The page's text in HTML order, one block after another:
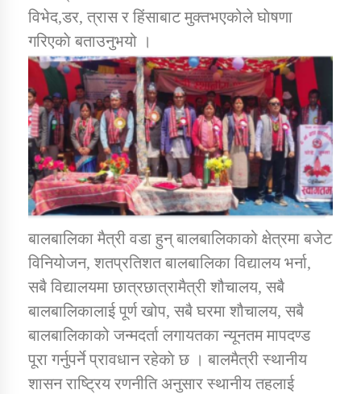
कार्यक्रम कार्यान्वयन एकाई जुम्लाको सुचना
कर्णाली प्राविधि शिक्षालय जुम्लाको सुचना
तातोपानी गाउँपालिकाको न्यायिक समिति सम्बन्धी सन्देश
तातोपानी गाउँपालिका जुम्लाको महिला तथा लैङ्गिक हिंसा
विभेद,डर, त्रास र हिंसाबाट मुक्तभएकोले घाेषणा
गरिएकाे बताउनुभयो ।
बालबालिका मैत्री वडा हुन् बालबालिकाको क्षेत्रमा बजेट
विनियोजन, शतप्रतिशत बालबालिका विद्यालय भर्ना,
सबै विद्यालयमा छात्रछात्रामैत्री शौचालय, सबै
बालबालिकालाई पूर्ण खोप, सबै घरमा शौचालय, सबै
बालबालिकाको जन्मदर्ता लगायतका न्यूनतम मापदण्ड
पूरा गर्नुपर्ने प्रावधान रहेकाे छ । बालमैत्री स्थानीय
शासन राष्ट्रिय रणनीति अनुसार स्थानीय तहलाई